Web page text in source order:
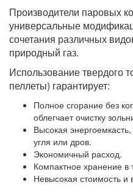
Производители паровых
универсальные
сочетания различных
природный газ.
Использование твердого
пеллеты) гарантирует:
Полное сгорание без
облегчает очистку
Высокая
угля или дров.
Экономичный расход.
Компактное хранение в
Невысокая стоимость и